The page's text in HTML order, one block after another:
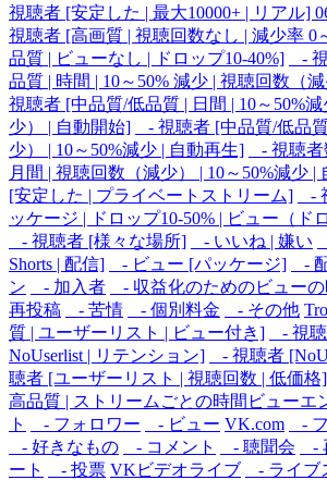
視聴者 [安定した | 最大10000+ | リアル]
視聴者 [高画質 | 視聴回数なし | 減少率 0
品質 | ビューなし | ドロップ10-40%]
-
品質 | 時間 | 10～50% 減少 | 視聴回数（
視聴者 [中品質/低品質 | 日間 | 10～50%
少） | 自動開始]
- 視聴者 [中品質/低品
少） | 10～50%減少 | 自動再生]
- 視聴者
月間 | 視聴回数（減少） | 10～50%減少 |
[安定した | プライベートストリーム]
-
ッケージ | ドロップ10-50% | ビュー（ド
- 視聴者 [様々な場所]
- いいね | 嫌い
Shorts | 配信]
- ビュー [パッケージ]
-
ン
- 加入者 - 収益化のためのビューの
再投稿
- 苦情 - 個別料金 - その他
質 | ユーザーリスト | ビュー付き]
- 視
NoUserlist | リテンション]
- 視聴者
聴者 [ユーザーリスト | 視聴回数 | 低価格]
高品質 | ストリームごとの時間ビューエ
ト
- フォロワー - ビュー VK.com -
- 好きなもの
- コメント - 聴聞会 -
ート
- 投票 VKビデオライブ
- ライブ